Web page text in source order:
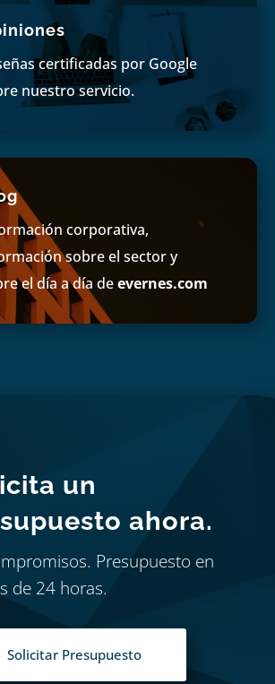
certificadas por Google
nuestro servicio.
corporativa,
sobre el sector y
el día a día deevernes.com
un
ahora.
Presupuesto en
de 24 horas.
Solicitar Presupuesto